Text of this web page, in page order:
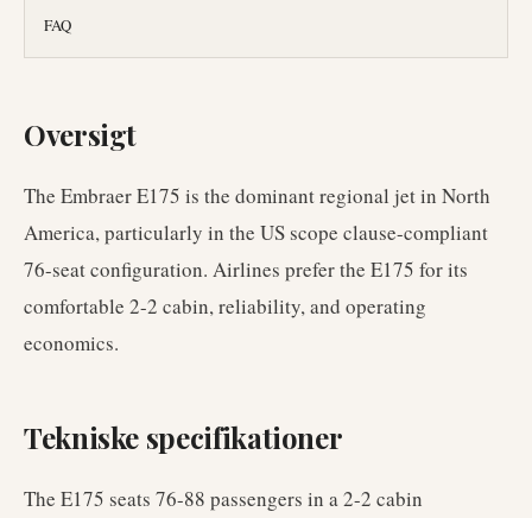
FAQ
Oversigt
The Embraer E175 is the dominant regional jet in North
America, particularly in the US scope clause-compliant
76-seat configuration. Airlines prefer the E175 for its
comfortable 2-2 cabin, reliability, and operating
economics.
Tekniske specifikationer
The E175 seats 76-88 passengers in a 2-2 cabin